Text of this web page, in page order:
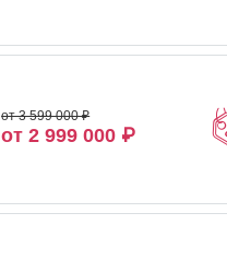
от 3 599 000 ₽
от 2 999 000 ₽